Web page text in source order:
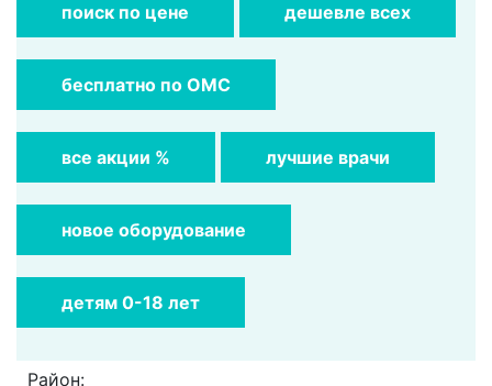
поиск по цене дешевле всех
бесплатно по ОМС
все акции % лучшие врачи
новое оборудование
детям 0-18 лет
Район: